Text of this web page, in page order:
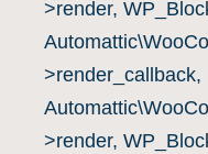
>render,
>render_callback,
>render,